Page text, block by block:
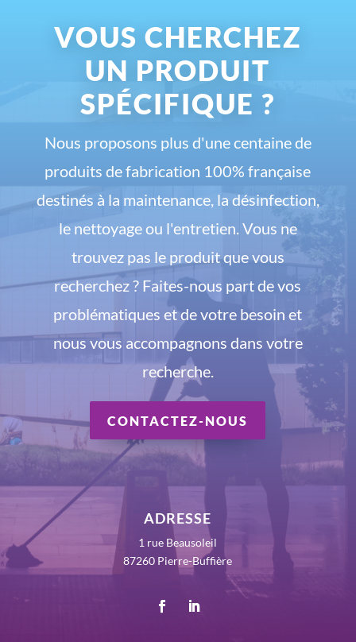
VOUS CHERCHEZ
UN PRODUIT
SPÉCIFIQUE ?
Nous proposons plus d'une centaine de
produits de fabrication 100% française
destinés à la maintenance, la désinfection,
le nettoyage ou l'entretien. Vous ne
trouvez pas le produit que vous
recherchez ? Faites-nous part de vos
problématiques et de votre besoin et
nous vous accompagnons dans votre
recherche.
CONTACTEZ-NOUS
ADRESSE
1 rue Beausoleil
87260 Pierre-Buffière